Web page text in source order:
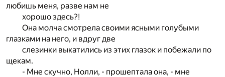
любишь меня, разве нам не
хорошо здесь?!
Она молча смотрела своими ясными голубыми
глазками на него, и вдруг две
слезинки выкатились из этих глазок и побежали по
щекам.
- Мне скучно, Нолли, - прошептала она, - мне